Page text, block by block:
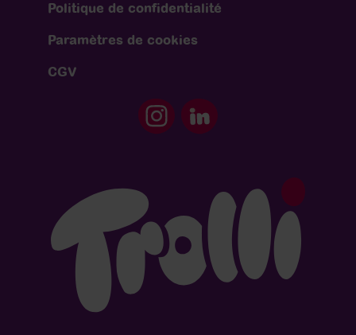
Politique de confidentialité
Paramètres de cookies
CGV